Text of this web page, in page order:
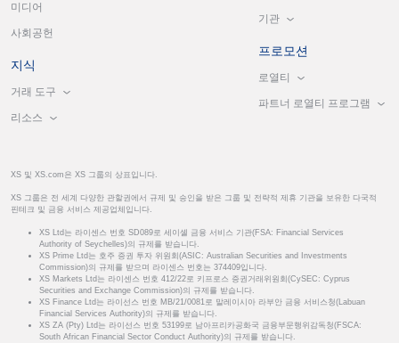
미디어
사회공헌
지식
거래 도구
리소스
기관
프로모션
로열티
파트너 로열티 프로그램
XS 및 XS.com은 XS 그룹의 상표입니다.
XS 그룹은 전 세계 다양한 관할권에서 규제 및 승인을 받은 그룹 및 전략적 제휴 기관을 보유한 다국적
핀테크 및 금융 서비스 제공업체입니다.
XS Ltd는 라이센스 번호 SD089로 세이셸 금융 서비스 기관(FSA: Financial Services
Authority of Seychelles)의 규제를 받습니다.
XS Prime Ltd는 호주 증권 투자 위원회(ASIC: Australian Securities and Investments
Commission)의 규제를 받으며 라이센스 번호는 374409입니다.
XS Markets Ltd는 라이센스 번호 412/22로 키프로스 증권거래위원회(CySEC: Cyprus
Securities and Exchange Commission)의 규제를 받습니다.
XS Finance Ltd는 라이선스 번호 MB/21/0081로 말레이시아 라부안 금융 서비스청(Labuan
Financial Services Authority)의 규제를 받습니다.
XS ZA (Pty) Ltd는 라이선스 번호 53199로 남아프리카공화국 금융부문행위감독청(FSCA:
South African Financial Sector Conduct Authority)의 규제를 받습니다.